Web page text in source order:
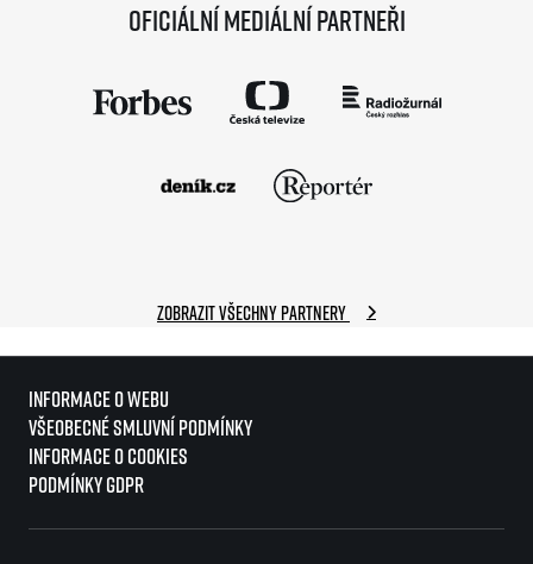
Oficiální mediální partneři
Zobrazit všechny partnery
Informace o webu
Všeobecné smluvní podmínky
Informace o cookies
Podmínky GDPR